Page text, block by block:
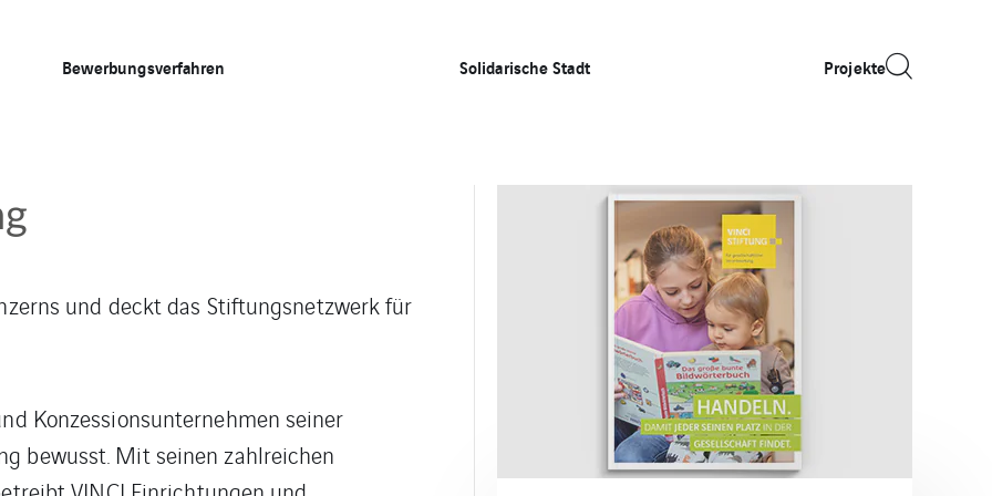
Bewerbungsverfahren Solidarische Stadt Projekte
und deckt das Stiftungsnetzwerk für
Konzessionsunternehmen seiner
bewusst. Mit seinen zahlreichen